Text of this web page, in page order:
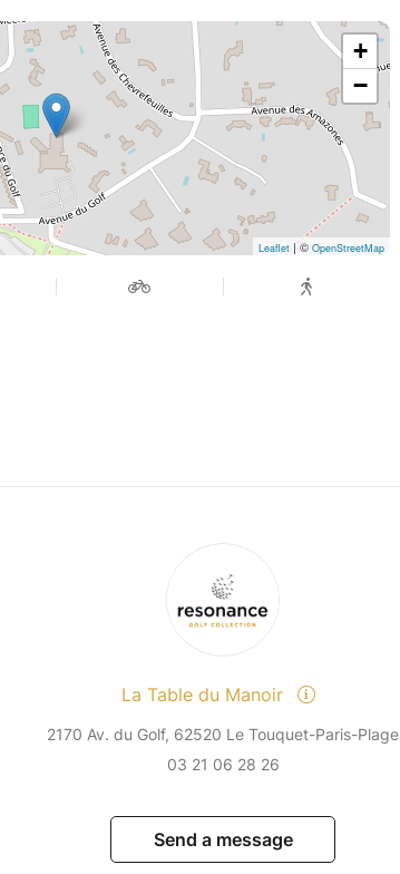
+
−
Leaflet| © OpenStreetMap
La Table du Manoir
2170 Av. du Golf, 62520 Le Touquet-Paris-Plage
03 21 06 28 26
Send a message